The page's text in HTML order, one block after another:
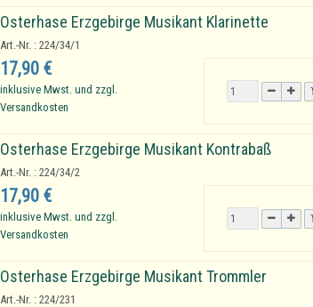
Osterhase Erzgebirge Musikant Klarinette
Art.-Nr. : 224/34/1
17,90 €
inklusive Mwst. und zzgl.
Versandkosten
Osterhase Erzgebirge Musikant Kontrabaß
Art.-Nr. : 224/34/2
17,90 €
inklusive Mwst. und zzgl.
Versandkosten
Osterhase Erzgebirge Musikant Trommler
Art.-Nr. : 224/231